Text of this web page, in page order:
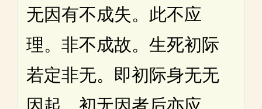
无因有不成失。此不应
理。非不成故。生死初际
若定非无。即初际身无无
因起。初无因者后亦应